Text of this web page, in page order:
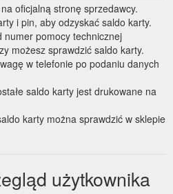
oficjalną stronę sprzedawcy.
i pin, aby odzyskać saldo karty.
numer pomocy technicznej
możesz sprawdzić saldo karty.
w telefonie po podaniu danych
saldo karty jest drukowane na
karty można sprawdzić w sklepie
użytkownika